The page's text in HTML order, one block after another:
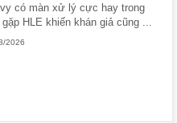
có màn xử lý cực hay trong
gặp HLE khiến khán giả cũng ...
2026